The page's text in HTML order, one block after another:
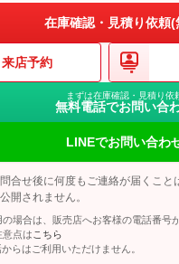
在庫確認・見積り依頼(
来店予約
まずは在庫確認・見積り依
無料電話でお問い合
LINEでお問い合わ
合せ後に何度もご連絡が届くこと
開されません。
場合は、販売店へお客様の電話番号
意点は こちら
らはご利用いただけません。